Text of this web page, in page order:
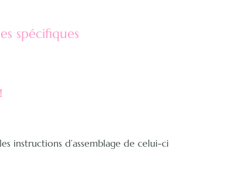
spécifiques
instructions d’assemblage de celui-ci